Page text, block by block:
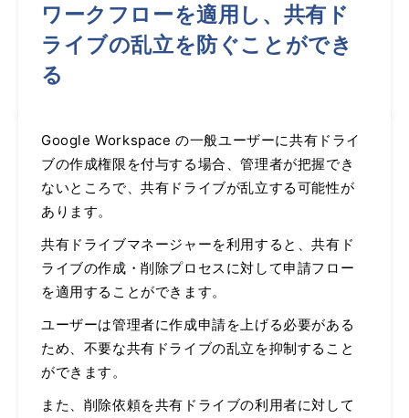
ワークフローを適用し、共有ド
ライブの乱立を防ぐことができ
る
Google Workspace の一般ユーザーに共有ドライ
ブの作成権限を付与する場合、管理者が把握でき
ないところで、共有ドライブが乱立する可能性が
あります。
共有ドライブマネージャーを利用すると、共有ド
ライブの作成・削除プロセスに対して申請フロー
を適用することができます。
ユーザーは管理者に作成申請を上げる必要がある
ため、不要な共有ドライブの乱立を抑制すること
ができます。
また、削除依頼を共有ドライブの利用者に対して